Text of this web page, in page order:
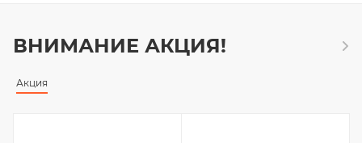
ВНИМАНИЕ АКЦИЯ!
Акция